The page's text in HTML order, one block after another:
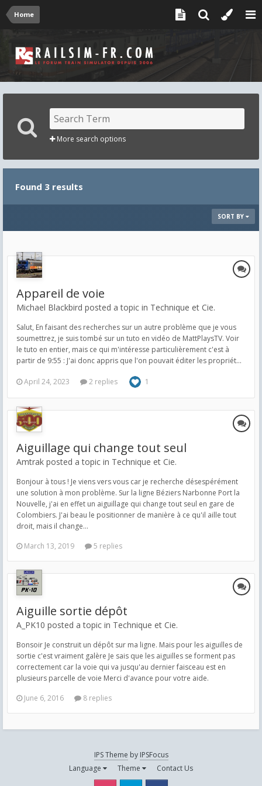
Home
More search options
Found 3 results
SORT BY
Appareil de voie
Michael Blackbird posted a topic in Technique et Cie.
Salut, En faisant des recherches sur un autre problème que je vous
soumettrez, je suis tombé sur un tuto en vidéo de MattPlaysTV. Voir
le tuto en entier, mais ce qui m'intéresse particulièrement c'est à
partir de 9:55 : J'ai donc appris que l'on pouvait éditer les propriét...
April 24, 2023 2 replies 1
Aiguillage qui change tout seul
Amtrak posted a topic in Technique et Cie.
Bonjour à tous ! Je viens vers vous car je recherche désespérément
une solution à mon problème. Sur la ligne Béziers Narbonne Port la
Nouvelle, j'ai en effet un aiguillage qui change tout seul en gare de
Colombiers. J'ai beau le positionner de manière à ce qu'il aille tout
droit, mais il change...
March 13, 2019
5 replies
Aiguille sortie dépôt
A_PK10 posted a topic in Technique et Cie.
Bonsoir Je construit un dépôt sur ma ligne. Mais pour les aiguilles de
sortie c'est vraiment galère Je sais que les aiguilles se forment pas
correctement car la voie qui va jusqu'au dernier faisceau est en
plusieurs parcelle de voie Merci d'avance pour votre aide.
June 6, 2016
8 replies
IPS Theme by IPSFocus
Language
Theme Contact Us